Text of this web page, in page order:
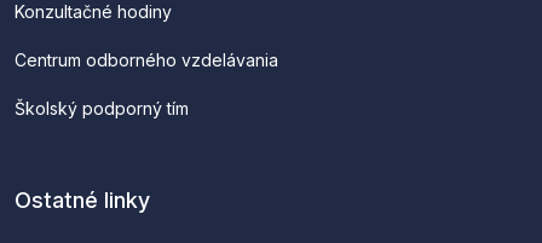
Konzultačné hodiny
Centrum odborného vzdelávania
Školský podporný tím
Ostatné linky